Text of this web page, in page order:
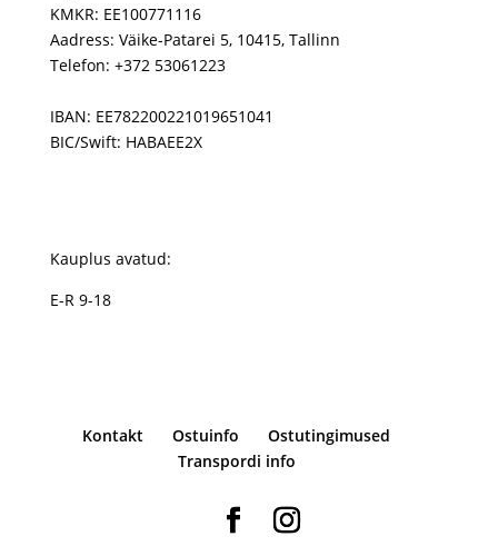
KMKR: EE100771116
Aadress: Väike-Patarei 5, 10415, Tallinn
Telefon: +372 53061223
IBAN: EE782200221019651041
BIC/Swift: HABAEE2X
Kauplus avatud:
E-R 9-18
Kontakt Ostuinfo
Ostutingimused
Transpordi info